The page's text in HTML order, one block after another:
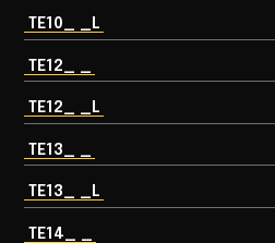
TE10_ _L
TE12_ _
TE12_ _L
TE13_ _
TE13_ _L
TE14_ _